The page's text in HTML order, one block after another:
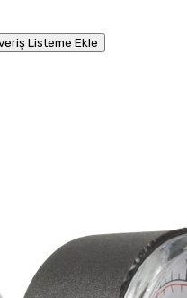
Listeme Ekle